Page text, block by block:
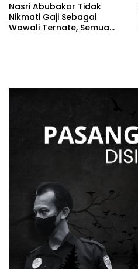
Nasri Abubakar Tidak
Nikmati Gaji Sebagai
Wawali Ternate, Semua